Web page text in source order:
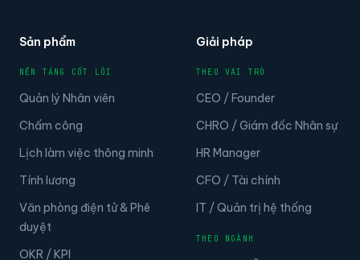
Sản phẩm
NỀN TẢNG CỐT LÕI
Quản lý Nhân viên
Chấm công
Lịch làm việc thông minh
Tính lương
Văn phòng điện tử & Phê
duyệt
OKR / KPI
Giải pháp
THEO VAI TRÒ
CEO / Founder
CHRO / Giám đốc Nhân sự
HR Manager
CFO / Tài chính
IT / Quản trị hệ thống
THEO NGÀNH